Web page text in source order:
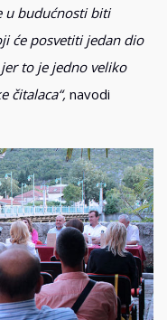
u budućnosti biti
će posvetiti jedan dio
to je jedno veliko
čitalaca“, navodi